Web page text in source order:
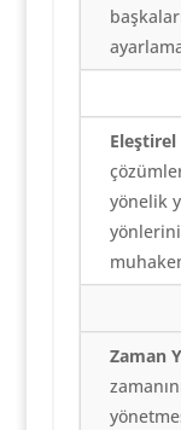
yönelik
Zaman